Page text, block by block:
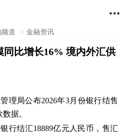

道 > 金融资讯
同比增长16% 境内外汇供
理局公布2026年3月份银行结售
据。
行结汇18889亿元人民币，售汇